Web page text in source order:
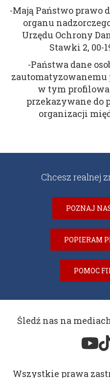
-Mają Państwo prawo
organu
Urzędu Ochrony
Stawki 2, 00-
-Państwa dane
w tym
przekazywane do
organizacji
Chcesz realnej
POZNAJ
POPIERAM
POMOC
Śledź nas na
Wszystkie prawa